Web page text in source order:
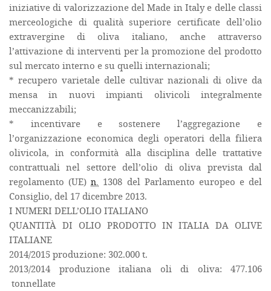
iniziative di valorizzazione del Made in Italy e delle classi
merceologiche di qualità superiore certificate dell’olio
extravergine di oliva italiano, anche attraverso
l’attivazione di interventi per la promozione del prodotto
sul mercato interno e su quelli internazionali;
* recupero varietale delle cultivar nazionali di olive da
mensa in nuovi impianti olivicoli integralmente
meccanizzabili;
* incentivare e sostenere l’aggregazione e
l’organizzazione economica degli operatori della filiera
olivicola, in conformità alla disciplina delle trattative
contrattuali nel settore dell’olio di oliva prevista dal
regolamento (UE)n. 1308 del Parlamento europeo e del
Consiglio, del 17 dicembre 2013.
I NUMERI DELL’OLIO ITALIANO
QUANTITÀ DI OLIO PRODOTTO IN ITALIA DA OLIVE
ITALIANE
2014/2015 produzione: 302.000 t.
2013/2014 produzione italiana oli di oliva: 477.106
tonnellate